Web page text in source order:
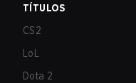
TÍTULOS
CS2
LoL
Dota 2